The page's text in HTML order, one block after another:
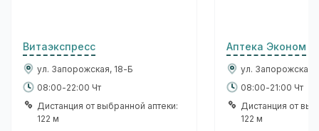
Витаэкспресс
ул. Запорожская, 18-Б
08:00-22:00 Чт
Дистанция от выбранной аптеки:
122 м
Аптека Эконом
ул. Запорожская,
08:00-21:00 Чт
Дистанция от
122 м